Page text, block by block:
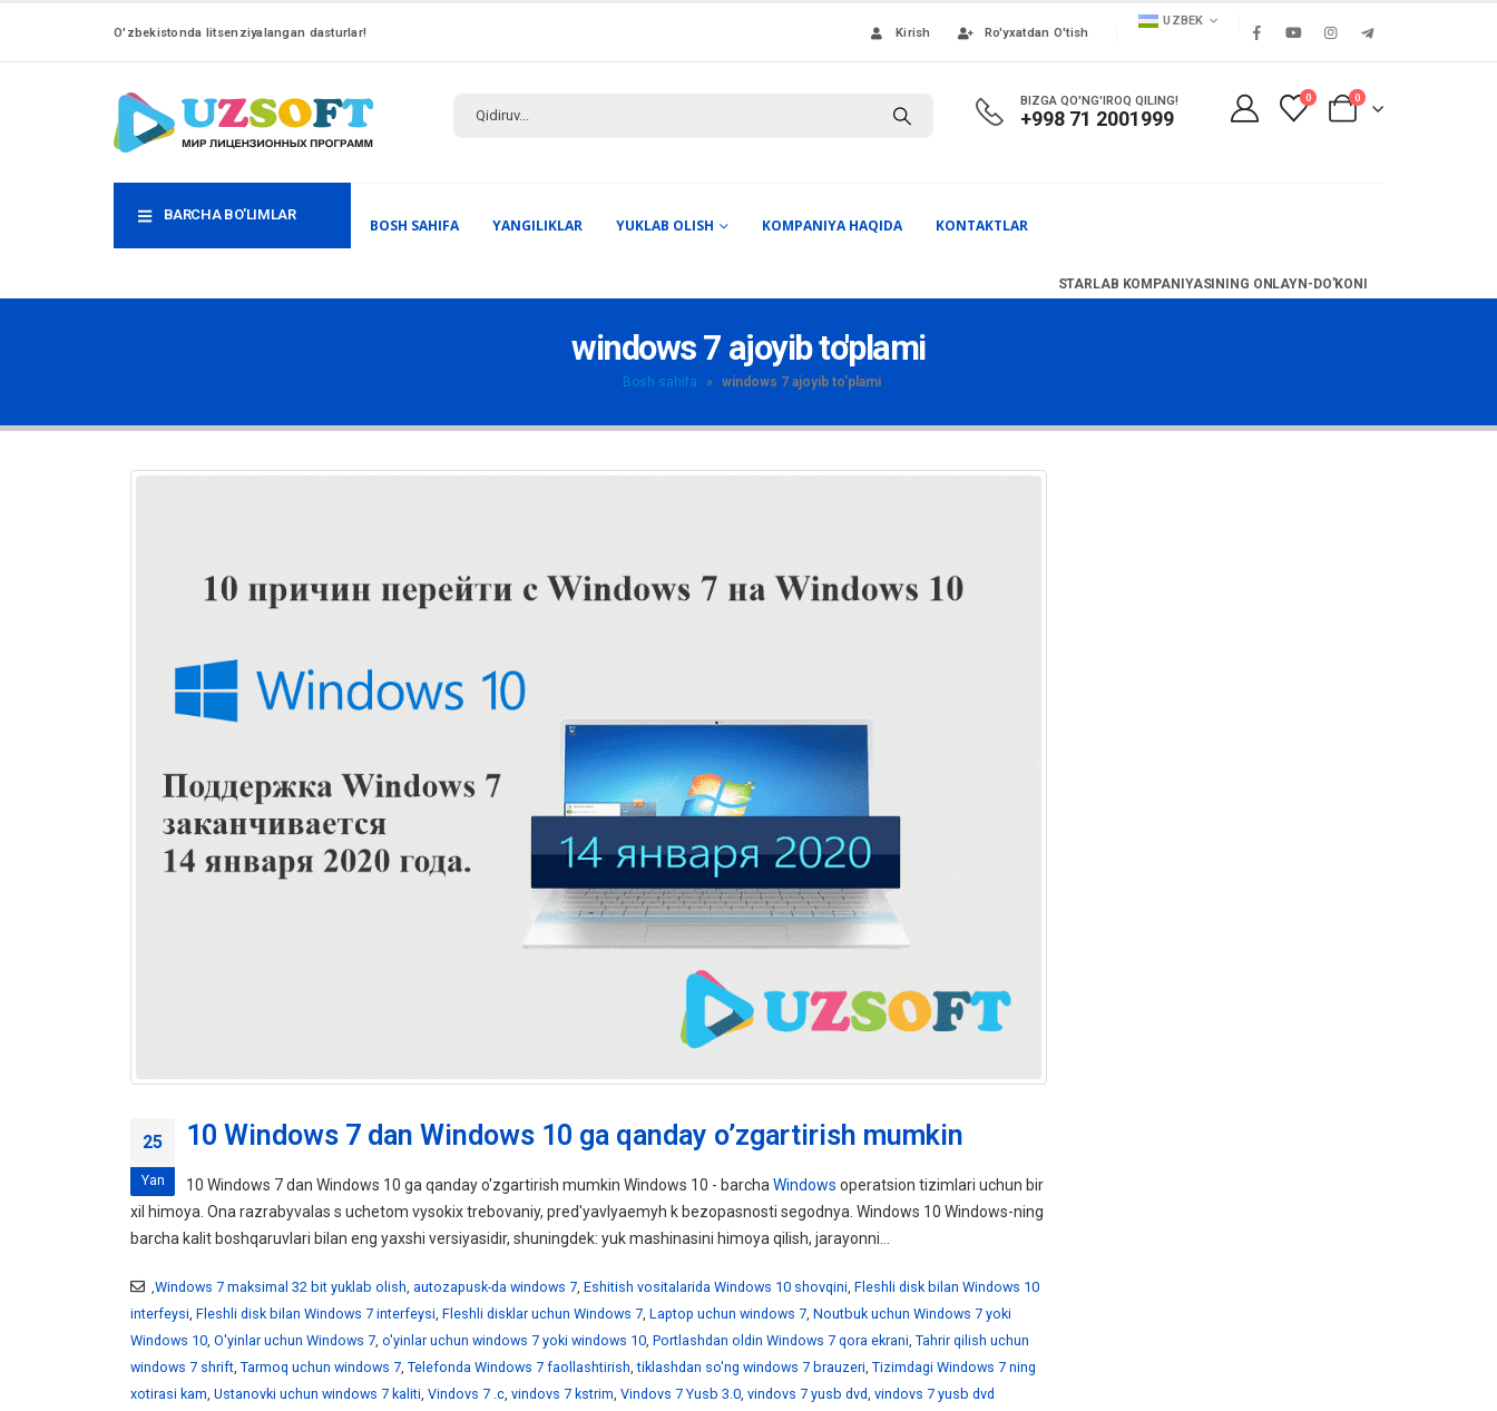
O'zbekistonda litsenziyalangan dasturlar! Kirish Ro'yxatdan O'tish
UZBEK
BIZGA QO'NG'IROQ QILING!
+998 71 2001999
0 0
BARCHA BO'LIMLAR
BOSH SAHIFA YANGILIKLAR YUKLAB OLISH KOMPANIYA HAQIDA KONTAKTLAR
STARLAB KOMPANIYASINING ONLAYN-DO'KONI
windows 7 ajoyib to'plami
Bosh sahifa » windows 7 ajoyib to'plami
25
Yan
10 Windows 7 dan Windows 10 ga qanday o’zgartirish mumkin
10 Windows 7 dan Windows 10 ga qanday o'zgartirish mumkin Windows 10 - barcha Windows operatsion tizimlari uchun bir
xil himoya. Ona razrabyvalas s uchetom vysokix trebovaniy, pred'yavlyaemyh k bezopasnosti segodnya. Windows 10 Windows-ning
barcha kalit boshqaruvlari bilan eng yaxshi versiyasidir, shuningdek: yuk mashinasini himoya qilish, jarayonni...
,Windows 7 maksimal 32 bit yuklab olish, autozapusk-da windows 7, Eshitish vositalarida Windows 10 shovqini, Fleshli disk bilan Windows 10
interfeysi, Fleshli disk bilan Windows 7 interfeysi, Fleshli disklar uchun Windows 7, Laptop uchun windows 7, Noutbuk uchun Windows 7 yoki
Windows 10, O'yinlar uchun Windows 7, o'yinlar uchun windows 7 yoki windows 10, Portlashdan oldin Windows 7 qora ekrani, Tahrir qilish uchun
windows 7 shrift, Tarmoq uchun windows 7, Telefonda Windows 7 faollashtirish,tiklashdan so'ng windows 7 brauzeri, Tizimdagi Windows 7 ning
xotirasi kam, Ustanovki uchun windows 7 kaliti, Vindovs 7 .c, vindovs 7 kstrim, Vindovs 7 Yusb 3.0, vindovs 7 yusb dvd, vindovs 7 yusb dvd